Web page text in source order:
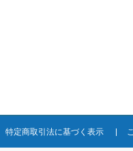
特定商取引法に基づく表示